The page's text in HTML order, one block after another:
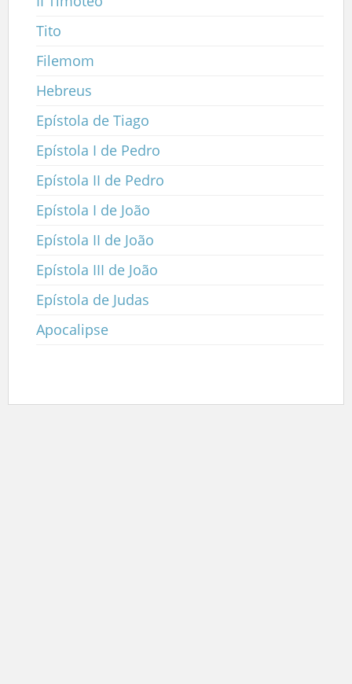
Tito
Filemom
Hebreus
Epístola de Tiago
Epístola I de Pedro
Epístola II de Pedro
Epístola I de João
Epístola II de João
Epístola III de João
Epístola de Judas
Apocalipse